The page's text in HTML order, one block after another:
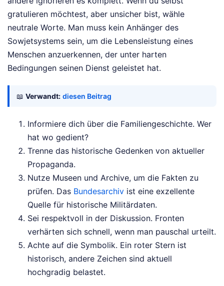
gratulieren möchtest, aber unsicher bist, wähle
neutrale Worte. Man muss kein Anhänger des
Sowjetsystems sein, um die Lebensleistung eines
Menschen anzuerkennen, der unter harten
Bedingungen seinen Dienst geleistet hat.
📖 Verwandt: diesen Beitrag
Informiere dich über die Familiengeschichte. Wer
hat wo gedient?
Trenne das historische Gedenken von aktueller
Propaganda.
Nutze Museen und Archive, um die Fakten zu
prüfen. Das Bundesarchiv ist eine exzellente
Quelle für historische Militärdaten.
Sei respektvoll in der Diskussion. Fronten
verhärten sich schnell, wenn man pauschal urteilt.
Achte auf die Symbolik. Ein roter Stern ist
historisch, andere Zeichen sind aktuell
hochgradig belastet.